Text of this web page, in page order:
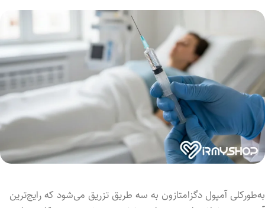
به‌طورکلی آمپول دگزامتازون به سه طریق تزریق می‌شود که رایج‌ترین